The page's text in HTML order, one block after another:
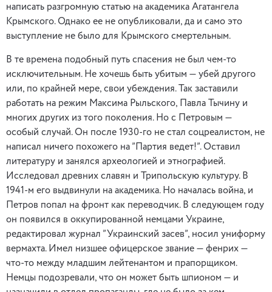
написать разгромную статью на академика Агатангела
Крымского. Однако ее не опубликовали, да и само это
выступление не было для Крымского смертельным.
В те времена подобный путь спасения не был чем-то
исключительным. Не хочешь быть убитым — убей другого
или, по крайней мере, свои убеждения. Так заставили
работать на режим Максима Рыльского, Павла Тычину и
многих других из того поколения. Но с Петровым —
особый случай. Он после 1930-го не стал соцреалистом, не
написал ничего похожего на ”Партия ведет!”. Оставил
литературу и занялся археологией и этнографией.
Исследовал древних славян и Трипольскую культуру. В
1941-м его выдвинули на академика. Но началась война, и
Петров попал на фронт как переводчик. В следующем году
он появился в оккупированной немцами Украине,
редактировал журнал ”Украинский засев”, носил униформу
вермахта. Имел низшее офицерское звание — фенрих —
что-то между младшим лейтенантом и прапорщиком.
Немцы подозревали, что он может быть шпионом — и